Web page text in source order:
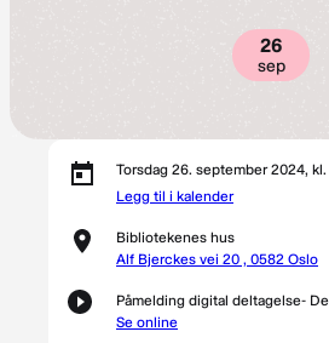
26
sep
Torsdag 26. september 2024, kl.
Legg til i kalender
Bibliotekenes hus
Alf Bjerckes vei 20 , 0582 Oslo
Påmelding digital deltagelse-
Se online